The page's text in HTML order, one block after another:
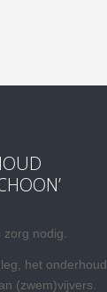
nodig.
het onderhoud
(zwem)vijvers.